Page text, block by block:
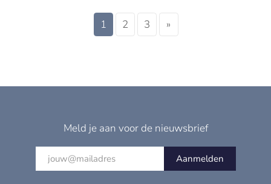
1 2 3 »
Meld je aan voor de nieuwsbrief
Aanmelden